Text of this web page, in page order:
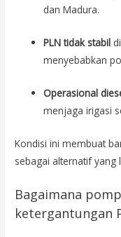
dan Madura.
PLN tidak stabil
menyebabkan
Operasional
menjaga irigasi
Kondisi ini membuat
sebagai alternatif yang
Bagaimana
ketergantungan